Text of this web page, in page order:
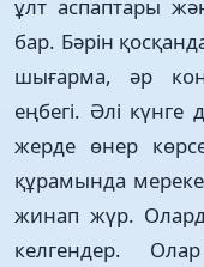
ұлт аспаптары
бар. Бәрін
шығарма, әр
еңбегі. Әлі
жерде өнер
құрамында
жинап жүр.
келгендер.